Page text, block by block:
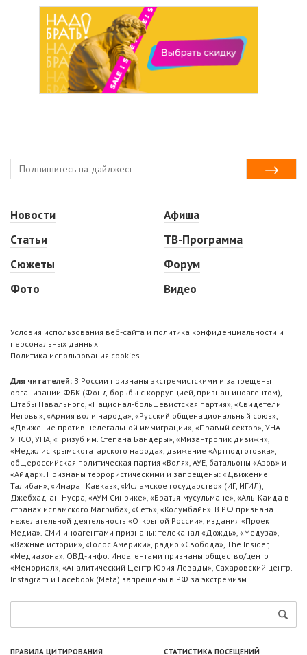
Новости
Статьи
Сюжеты
Фото
Афиша
ТВ-Программа
Форум
Видео
Условия использования веб-сайта и политика конфиденциальности и
персональных данных
Политика использования cookies
Для читателей: В России признаны экстремистскими и запрещены
организации ФБК (Фонд борьбы с коррупцией, признан иноагентом),
Штабы Навального, «Национал-большевистская партия», «Свидетели
Иеговы», «Армия воли народа», «Русский общенациональный союз»,
«Движение против нелегальной иммиграции», «Правый сектор», УНА-
УНСО, УПА, «Тризуб им. Степана Бандеры», «Мизантропик дивижн»,
«Меджлис крымскотатарского народа», движение «Артподготовка»,
общероссийская политическая партия «Воля», АУЕ, батальоны «Азов» и
«Айдар». Признаны террористическими и запрещены: «Движение
Талибан», «Имарат Кавказ», «Исламское государство» (ИГ, ИГИЛ),
Джебхад-ан-Нусра, «АУМ Синрике», «Братья-мусульмане», «Аль-Каида в
странах исламского Магриба», «Сеть», «Колумбайн». В РФ признана
нежелательной деятельность «Открытой России», издания «Проект
Медиа». СМИ-иноагентами признаны: телеканал «Дождь», «Медуза»,
«Важные истории», «Голос Америки», радио «Свобода», The Insider,
«Медиазона», ОВД-инфо. Иноагентами признаны общество/центр
«Мемориал», «Аналитический Центр Юрия Левады», Сахаровский центр.
Instagram и Facebook (Metа) запрещены в РФ за экстремизм.
ПРАВИЛА ЦИТИРОВАНИЯ СТАТИСТИКА ПОСЕЩЕНИЙ